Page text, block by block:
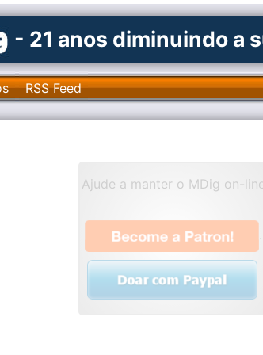
- 21 anos diminuindo a
RSS Feed
Ajude a manter o MDig on-
.